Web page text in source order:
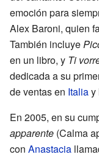
emoción para
Alex Baroni, quien
También incluye
en un libro, y Ti
dedicada a su
de ventas en Italiay
En 2005, en su
apparente (Calma
con Anastacia